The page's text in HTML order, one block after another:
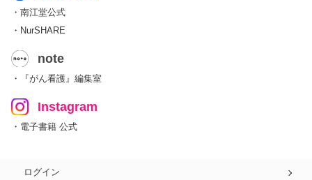
・南江堂公式
・NurSHARE
note
・『がん看護』編集室
Instagram
・電子書籍 公式
ログイン